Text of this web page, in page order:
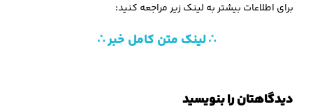
برای اطلاعات بیشتر به لینک زیر مراجعه کنید:
∴ لینک متن کامل خبر ∴
دیدگاهتان را بنویسید